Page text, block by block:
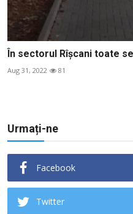
În sectorul Rîşcani toate
Aug 31, 2022 81
Urmați-ne
Facebook
Twitter